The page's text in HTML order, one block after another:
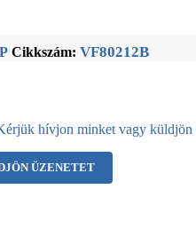
Cikkszám: VF80212B
hívjon minket vagy küldjön
ÜZENETET